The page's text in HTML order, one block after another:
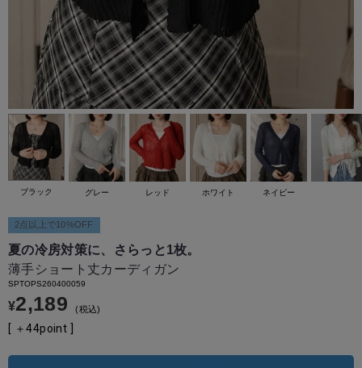
2点以上で10%OFF
夏の冷房対策に、さらっと1枚。
薄手ショート丈カーディガン
SPTOPS260400059
¥2,189 税込
[ ＋44point ]
ブラック
ブラック グレー レッド ホワイト ネイビー